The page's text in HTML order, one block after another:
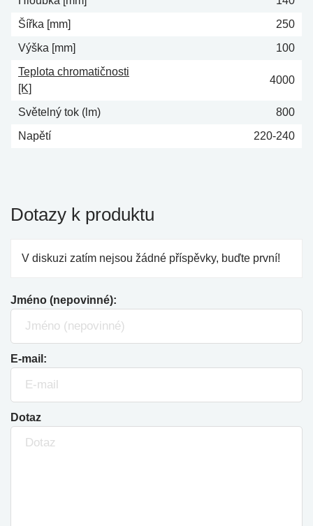
Šířka [mm]
250
Výška [mm]
100
Teplota chromatičnosti
[K]
4000
Světelný tok (lm)
800
Napětí
220-240
Dotazy k produktu
V diskuzi zatím nejsou žádné příspěvky, buďte první!
Jméno (nepovinné):
E-mail:
Dotaz